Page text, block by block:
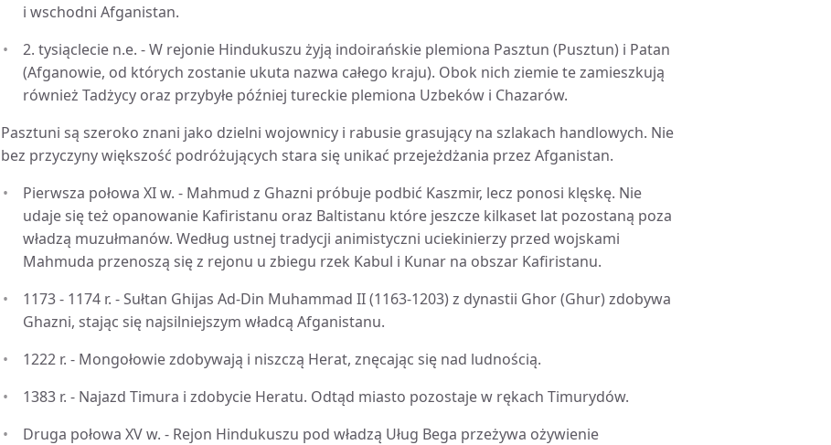
i wschodni Afganistan.
2. tysiąclecie n.e. - W rejonie Hindukuszu żyją indoirańskie plemiona Pasztun (Pusztun) i Patan
(Afganowie, od których zostanie ukuta nazwa całego kraju). Obok nich ziemie te zamieszkują
również Tadżycy oraz przybyłe później tureckie plemiona Uzbeków i Chazarów.
Pasztuni są szeroko znani jako dzielni wojownicy i rabusie grasujący na szlakach handlowych. Nie
bez przyczyny większość podróżujących stara się unikać przejeżdżania przez Afganistan.
Pierwsza połowa XI w. - Mahmud z Ghazni próbuje podbić Kaszmir, lecz ponosi klęskę. Nie
udaje się też opanowanie Kafiristanu oraz Baltistanu które jeszcze kilkaset lat pozostaną poza
władzą muzułmanów. Według ustnej tradycji animistyczni uciekinierzy przed wojskami
Mahmuda przenoszą się z rejonu u zbiegu rzek Kabul i Kunar na obszar Kafiristanu.
1173 - 1174 r. - Sułtan Ghijas Ad-Din Muhammad II (1163-1203) z dynastii Ghor (Ghur) zdobywa
Ghazni, stając się najsilniejszym władcą Afganistanu.
1222 r. - Mongołowie zdobywają i niszczą Herat, znęcając się nad ludnością.
1383 r. - Najazd Timura i zdobycie Heratu. Odtąd miasto pozostaje w rękach Timurydów.
Druga połowa XV w. - Rejon Hindukuszu pod władzą Uług Bega przeżywa ożywienie